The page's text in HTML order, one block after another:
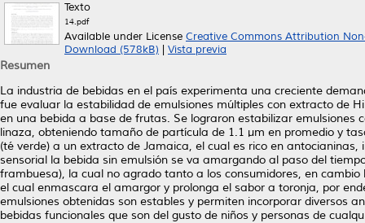
Texto
14.pdf
Available under License Creative Commons Attribution
Download (578kB)
Vista previa
Resumen
La industria de bebidas en el país experimenta una creciente
fue evaluar la estabilidad de emulsiones múltiples con extracto de
en una bebida a base de frutas. Se lograron estabilizar
linaza, obteniendo tamaño de partícula de 1.1 µm en promedio y
(té verde) a un extracto de Jamaica, el cual es rico en
sensorial la bebida sin emulsión se va amargando al paso del
frambuesa), la cual no agrado tanto a los consumidores, en
el cual enmascara el amargor y prolonga el sabor a toronja, por
emulsiones obtenidas son estables y permiten incorporar diversos
bebidas funcionales que son del gusto de niños y personas de